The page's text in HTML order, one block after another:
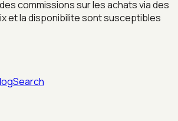
commissions sur les achats via des
et la disponibilite sont susceptibles
Search